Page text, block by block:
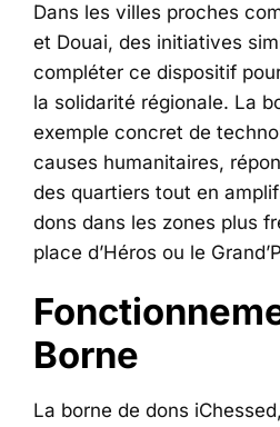
Dans les villes proches
et Douai, des initiatives
compléter ce dispositif
la solidarité régionale. La
exemple concret de
causes humanitaires,
des quartiers tout en
dons dans les zones plus
place d’Héros ou le
Borne
La borne de dons